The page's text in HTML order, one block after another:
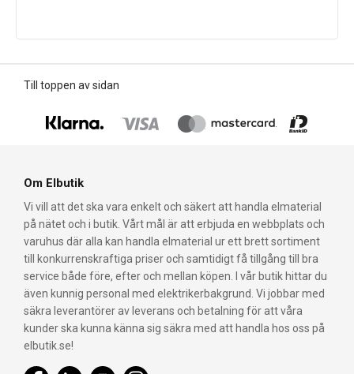
Till toppen av sidan
Om Elbutik
Vi vill att det ska vara enkelt och säkert att handla elmaterial
på nätet och i butik. Vårt mål är att erbjuda en webbplats och
varuhus där alla kan handla elmaterial ur ett brett sortiment
till konkurrenskraftiga priser och samtidigt få tillgång till bra
service både före, efter och mellan köpen. I vår butik hittar du
även kunnig personal med elektrikerbakgrund. Vi jobbar med
säkra leverantörer av leverans och betalning för att våra
kunder ska kunna känna sig säkra med att handla hos oss på
elbutik.se!